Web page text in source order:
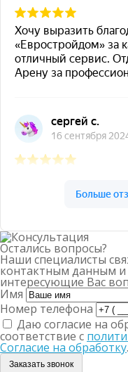
Остались вопросы?
Наши специалисты
контактным данным
интересующие Вас
Имя
Номер телефона
Даю согласие на
соответствие с
Согласие на обработку.
Заказать звонок